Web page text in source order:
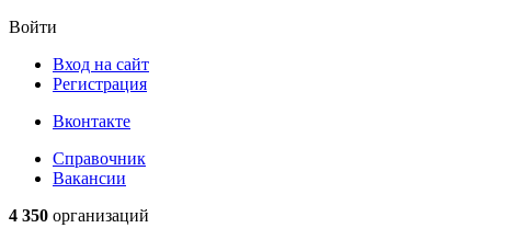
Войти
Вход на сайт
Регистрация
Вконтакте
Справочник
Вакансии
4 350 организаций